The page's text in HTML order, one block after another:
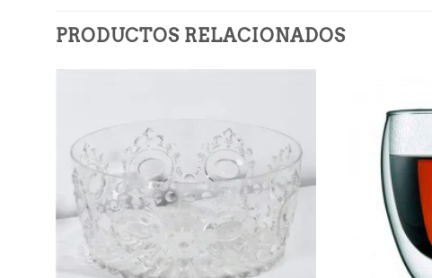
PRODUCTOS RELACIONADOS
a la
lista de
deseos